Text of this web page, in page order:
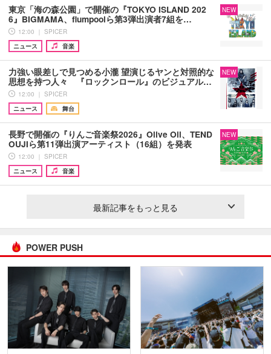
東京「海の森公園」で開催の『TOKYO ISLAND 202
6』BIGMAMA、flumpoolら第3弾出演者7組を…
12:00 ｜ SPICER
ニュース
音楽
NEW
力強い眼差しで見つめる小瀧 望演じるヤンと対照的な
思想を持つ人々 『ロックンロール』のビジュアル…
12:00 ｜ SPICER
ニュース
舞台
NEW
長野で開催の『りんご音楽祭2026』Olive Oil、TEND
OUJIら第11弾出演アーティスト（16組）を発表
12:00 ｜ SPICER
ニュース
音楽
NEW
最新記事をもっと見る
POWER PUSH